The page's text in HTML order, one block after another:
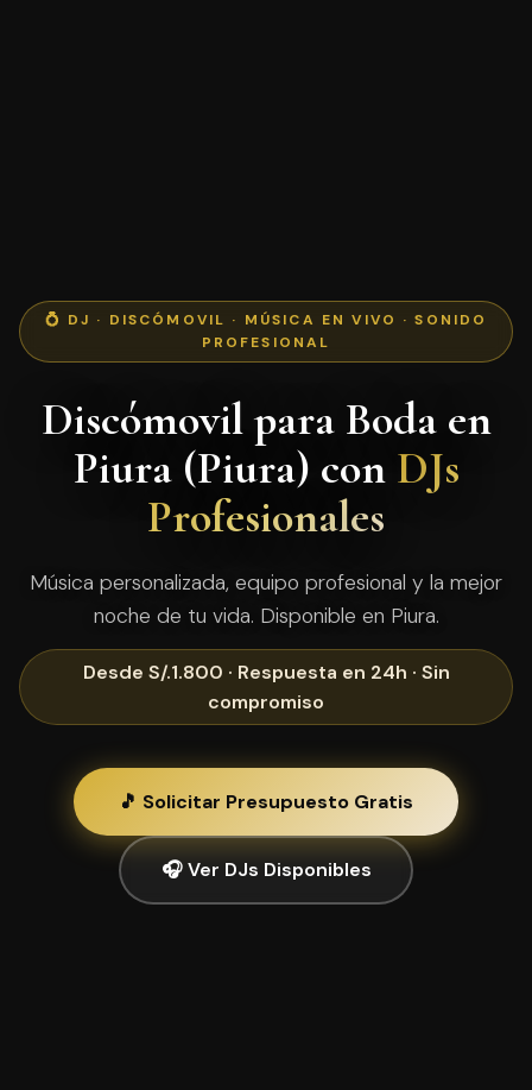
💍 DJ · DISCÓMOVIL · MÚSICA EN VIVO · SONIDO
PROFESIONAL
Discómovil para Boda en
Piura (Piura) con DJs
Profesionales
Música personalizada, equipo profesional y la mejor
noche de tu vida. Disponible en Piura.
Desde S/.1.800 · Respuesta en 24h · Sin
compromiso
🎵 Solicitar Presupuesto Gratis
🎧 Ver DJs Disponibles